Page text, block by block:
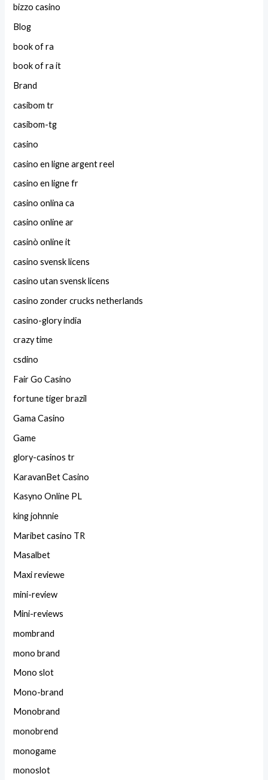
bizzo casino
Blog
book of ra
book of ra it
Brand
casibom tr
casibom-tg
casino
casino en ligne argent reel
casino en ligne fr
casino onlina ca
casino online ar
casinò online it
casino svensk licens
casino utan svensk licens
casino zonder crucks netherlands
casino-glory india
crazy time
csdino
Fair Go Casino
fortune tiger brazil
Gama Casino
Game
glory-casinos tr
KaravanBet Casino
Kasyno Online PL
king johnnie
Maribet casino TR
Masalbet
Maxi reviewe
mini-review
Mini-reviews
mombrand
mono brand
Mono slot
Mono-brand
Monobrand
monobrend
monogame
monoslot